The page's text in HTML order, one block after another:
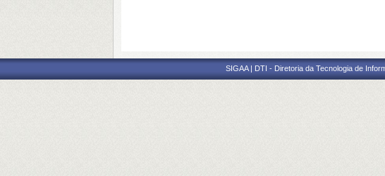
SIGAA | DTI - Diretoria da Tecnologia de